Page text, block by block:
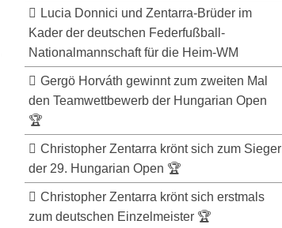
Lucia Donnici und Zentarra-Brüder im
Kader der deutschen Federfußball-
Nationalmannschaft für die Heim-WM
Gergö Horváth gewinnt zum zweiten Mal
den Teamwettbewerb der Hungarian Open
🏆
Christopher Zentarra krönt sich zum Sieger
der 29. Hungarian Open 🏆
Christopher Zentarra krönt sich erstmals
zum deutschen Einzelmeister 🏆